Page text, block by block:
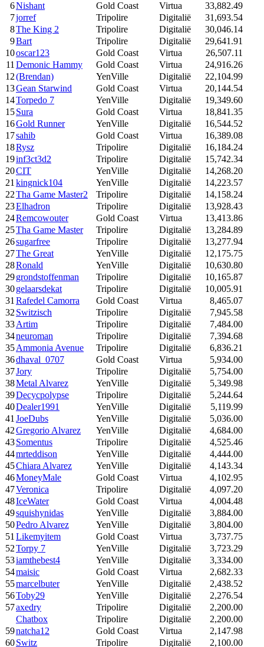
6Nishant Gold Coast Virtua
33,882.49
7jorref Tripolire Digitalië
31,693.54
8The King 2 Tripolire Digitalië
30,046.14
9Bart Tripolire Digitalië
29,641.91
10oscar123 Gold Coast Virtua
26,507.11
11 Demonic Hammy Gold Coast Virtua
24,916.26
12(Brendan) YenVille Digitalië
22,104.99
13Gean Starwind Gold Coast Virtua
20,144.54
14Torpedo 7 YenVille Digitalië
19,349.60
15Sura Gold Coast Virtua
18,841.35
16Gold Runner YenVille Digitalië
16,544.52
17sahib Gold Coast Virtua
16,389.08
18Rysz Tripolire Digitalië
16,184.24
19inf3ct3d2 Tripolire Digitalië
15,742.34
20CIT YenVille Digitalië
14,268.20
21 kingnick104 YenVille Digitalië
14,223.57
22Tha Game Master2 Tripolire Digitalië
14,158.24
23Elhadron Tripolire Digitalië
13,928.43
24Remcowouter Gold Coast Virtua
13,413.86
25Tha Game Master Tripolire Digitalië
13,284.89
26sugarfree Tripolire Digitalië
13,277.94
27The Great YenVille Digitalië
12,175.75
28Ronald YenVille Digitalië
10,630.80
29grondstoffenman Tripolire Digitalië
10,165.87
30gelaarsdekat Tripolire Digitalië
10,005.91
31 Rafedel Camorra Gold Coast Virtua
8,465.07
32 Switzisch Tripolire Digitalië
7,945.58
33Artim Tripolire Digitalië
7,484.00
34neuroman Tripolire Digitalië
7,394.68
35Ammonia Avenue Tripolire Digitalië
6,836.21
36dhaval_0707 Gold Coast Virtua
5,934.00
37Jory Tripolire Digitalië
5,754.00
38Metal Alvarez YenVille Digitalië
5,349.98
39Decycpolypse Tripolire Digitalië
5,244.64
40Dealer1991 YenVille Digitalië
5,119.99
41 JoeDubs YenVille Digitalië
5,036.00
42Gregorio Alvarez YenVille Digitalië
4,684.00
43Somentus Tripolire Digitalië
4,525.46
44mrteddison YenVille Digitalië
4,444.00
45Chiara Alvarez YenVille Digitalië
4,143.34
46MoneyMale Gold Coast Virtua
4,102.95
47Veronica Tripolire Digitalië
4,097.20
48IceWater Gold Coast Virtua
4,004.48
49squishynidas YenVille Digitalië
3,884.00
50Pedro Alvarez YenVille Digitalië
3,804.00
51 Likemyitem Gold Coast Virtua
3,737.75
52Torpy 7 YenVille Digitalië
3,723.29
53iamthebest4 YenVille Digitalië
3,334.00
54maisic Gold Coast Virtua
2,682.33
55marcelbuter YenVille Digitalië
2,438.52
56Toby29 YenVille Digitalië
2,276.54
57axedry Tripolire Digitalië
2,200.00
Chatbox
Tripolire Digitalië
2,200.00
59natcha12 Gold Coast Virtua
2,147.98
60Switz Tripolire Digitalië 2,100.00